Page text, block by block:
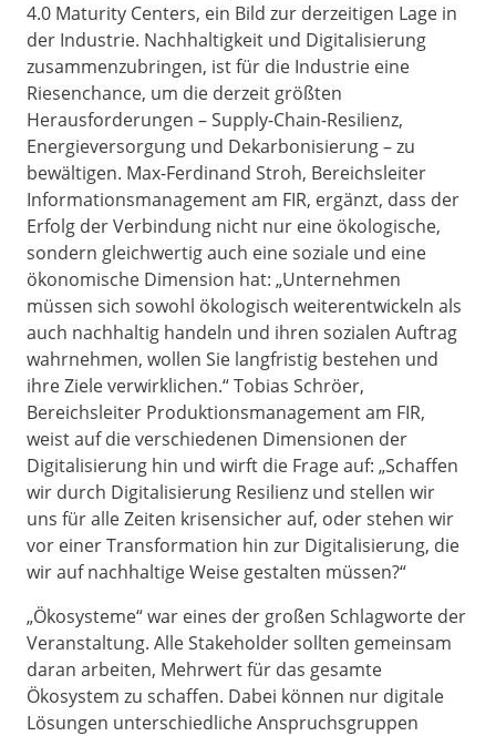
4.0 Maturity Centers, ein Bild zur derzeitigen Lage in
der Industrie. Nachhaltigkeit und Digitalisierung
zusammenzubringen, ist für die Industrie eine
Riesenchance, um die derzeit größten
Herausforderungen – Supply-Chain-Resilienz,
Energieversorgung und Dekarbonisierung – zu
bewältigen. Max-Ferdinand Stroh, Bereichsleiter
Informationsmanagement am FIR, ergänzt, dass der
Erfolg der Verbindung nicht nur eine ökologische,
sondern gleichwertig auch eine soziale und eine
ökonomische Dimension hat: „Unternehmen
müssen sich sowohl ökologisch weiterentwickeln als
auch nachhaltig handeln und ihren sozialen Auftrag
wahrnehmen, wollen Sie langfristig bestehen und
ihre Ziele verwirklichen.“ Tobias Schröer,
Bereichsleiter Produktionsmanagement am FIR,
weist auf die verschiedenen Dimensionen der
Digitalisierung hin und wirft die Frage auf: „Schaffen
wir durch Digitalisierung Resilienz und stellen wir
uns für alle Zeiten krisensicher auf, oder stehen wir
vor einer Transformation hin zur Digitalisierung, die
wir auf nachhaltige Weise gestalten müssen?“
„Ökosysteme“ war eines der großen Schlagworte der
Veranstaltung. Alle Stakeholder sollten gemeinsam
daran arbeiten, Mehrwert für das gesamte
Ökosystem zu schaffen. Dabei können nur digitale
Lösungen unterschiedliche Anspruchsgruppen